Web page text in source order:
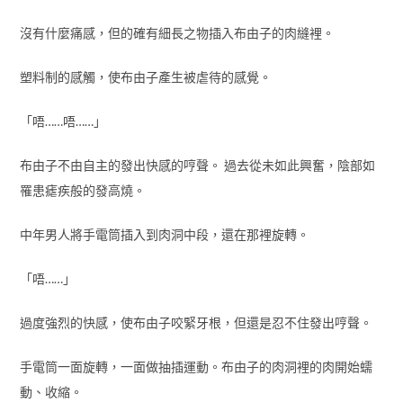
沒有什麼痛感，但的確有細長之物插入布由子的肉縫裡。
塑料制的感觸，使布由子產生被虐待的感覺。
「唔……唔……」
布由子不由自主的發出快感的哼聲。 過去從未如此興奮，陰部如
罹患瘧疾般的發高燒。
中年男人將手電筒插入到肉洞中段，還在那裡旋轉。
「唔……」
過度強烈的快感，使布由子咬緊牙根，但還是忍不住發出哼聲。
手電筒一面旋轉，一面做抽插運動。布由子的肉洞裡的肉開始蠕
動、收縮。